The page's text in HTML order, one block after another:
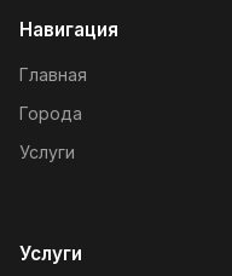
Навигация
Главная
Города
Услуги
Услуги